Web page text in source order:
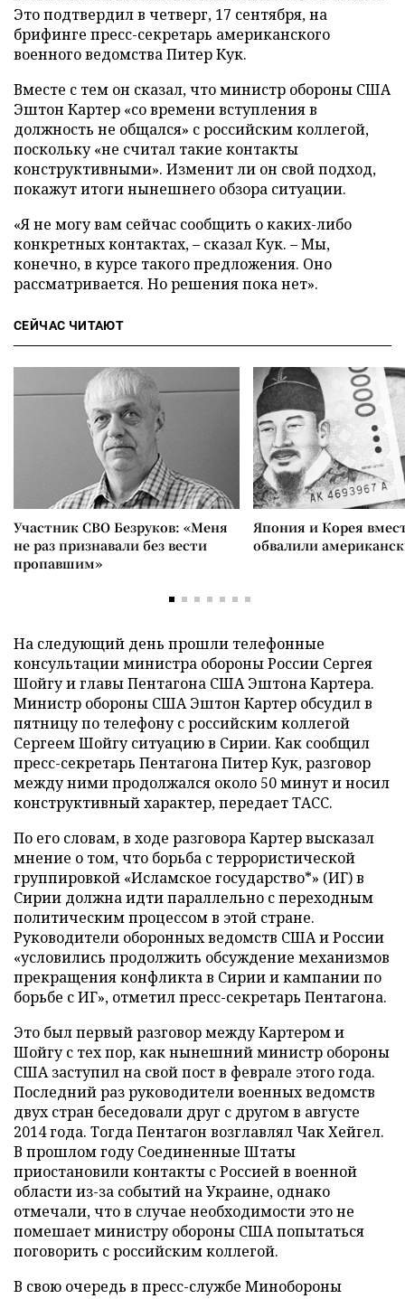
Это подтвердил в четверг, 17 сентября, на
брифинге пресс-секретарь американского
военного ведомства Питер Кук.
Вместе с тем он сказал, что министр обороны США
Эштон Картер «со времени вступления в
должность не общался» с российским коллегой,
поскольку «не считал такие контакты
конструктивными». Изменит ли он свой подход,
покажут итоги нынешнего обзора ситуации.
«Я не могу вам сейчас сообщить о каких-либо
конкретных контактах, – сказал Кук. – Мы,
конечно, в курсе такого предложения. Оно
рассматривается. Но решения пока нет».
СЕЙЧАС ЧИТАЮТ
Участник СВО Безруков: «Меня
не раз признавали без вести
пропавшим»
Япония и Корея
обвалили
На следующий день прошли телефонные
консультации министра обороны России Сергея
Шойгу и главы Пентагона США Эштона Картера.
Министр обороны США Эштон Картер обсудил в
пятницу по телефону с российским коллегой
Сергеем Шойгу ситуацию в Сирии. Как сообщил
пресс-секретарь Пентагона Питер Кук, разговор
между ними продолжался около 50 минут и носил
конструктивный характер, передает ТАСС.
По его словам, в ходе разговора Картер высказал
мнение о том, что борьба с террористической
группировкой «Исламское государство*» (ИГ) в
Сирии должна идти параллельно с переходным
политическим процессом в этой стране.
Руководители оборонных ведомств США и России
«условились продолжить обсуждение механизмов
прекращения конфликта в Сирии и кампании по
борьбе с ИГ», отметил пресс-секретарь Пентагона.
Это был первый разговор между Картером и
Шойгу с тех пор, как нынешний министр обороны
США заступил на свой пост в феврале этого года.
Последний раз руководители военных ведомств
двух стран беседовали друг с другом в августе
2014 года. Тогда Пентагон возглавлял Чак Хейгел.
В прошлом году Соединенные Штаты
приостановили контакты с Россией в военной
области из-за событий на Украине, однако
отмечали, что в случае необходимости это не
помешает министру обороны США попытаться
поговорить с российским коллегой.
В свою очередь в пресс-службе Минобороны